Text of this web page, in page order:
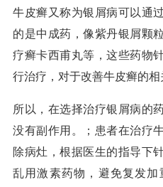
牛皮癣又称为银屑病可以通
的是中成药，像紫丹银屑颗
疗癣卡西甫丸等，这些药物
行治疗，对于改善牛皮癣的相
所以，在选择治疗银屑病的
没有副作用。；患者在治疗
除病灶，根据医生的指导下
乱用激素药物，避免复发